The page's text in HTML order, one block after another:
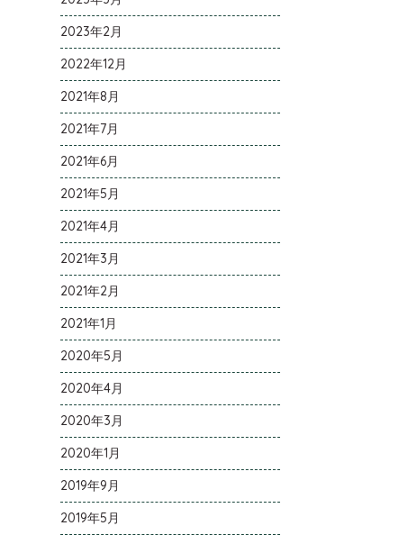
2023年2月
2022年12月
2021年8月
2021年7月
2021年6月
2021年5月
2021年4月
2021年3月
2021年2月
2021年1月
2020年5月
2020年4月
2020年3月
2020年1月
2019年9月
2019年5月